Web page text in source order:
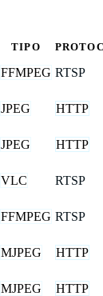
TIPO
FFMPEG RTSP
JPEG HTTP
JPEG HTTP
VLC RTSP
FFMPEG RTSP
MJPEG HTTP
MJPEG HTTP